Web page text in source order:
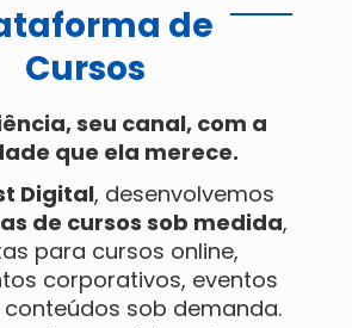
de
Cursos
seu canal, com a
que ela merece.
Digital, desenvolvemos
de cursos sob medida,
para cursos online,
corporativos, eventos
sob demanda.